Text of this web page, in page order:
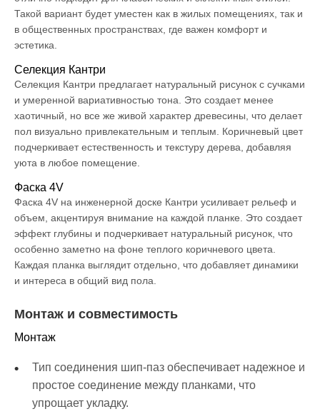
Такой вариант будет уместен как в жилых помещениях, так и
в общественных пространствах, где важен комфорт и
эстетика.
Селекция Кантри
Селекция Кантри предлагает натуральный рисунок с сучками
и умеренной вариативностью тона. Это создает менее
хаотичный, но все же живой характер древесины, что делает
пол визуально привлекательным и теплым. Коричневый цвет
подчеркивает естественность и текстуру дерева, добавляя
уюта в любое помещение.
Фаска 4V
Фаска 4V на инженерной доске Кантри усиливает рельеф и
объем, акцентируя внимание на каждой планке. Это создает
эффект глубины и подчеркивает натуральный рисунок, что
особенно заметно на фоне теплого коричневого цвета.
Каждая планка выглядит отдельно, что добавляет динамики
и интереса в общий вид пола.
Монтаж и совместимость
Монтаж
Тип соединения шип-паз обеспечивает надежное и
простое соединение между планками, что
упрощает укладку.